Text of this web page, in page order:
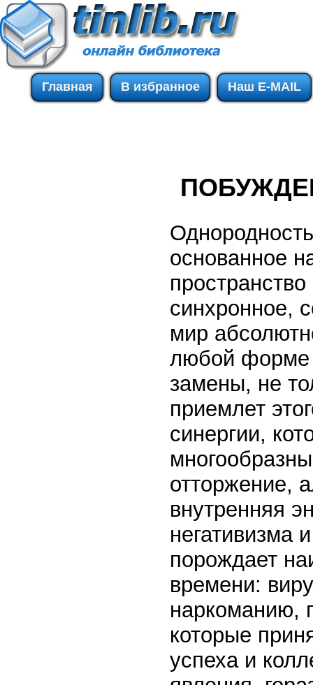
Главная В избранное Наш E-MAIL
основанное
синхронное,
мир
любой форме
замены, не
приемлет
синергии,
отторжение,
внутренняя
негативизма
порождает
времени:
наркоманию,
которые
успеха и